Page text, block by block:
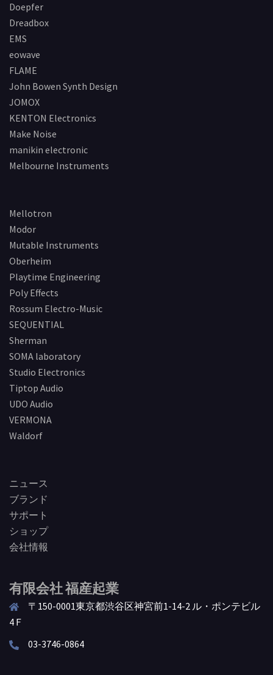
Doepfer
Dreadbox
EMS
eowave
FLAME
John Bowen Synth Design
JOMOX
KENTON Electronics
Make Noise
manikin electronic
Melbourne Instruments
Mellotron
Modor
Mutable Instruments
Oberheim
Playtime Engineering
Poly Effects
Rossum Electro-Music
SEQUENTIAL
Sherman
SOMA laboratory
Studio Electronics
Tiptop Audio
UDO Audio
VERMONA
Waldorf
ニュース
ブランド
サポート
ショップ
会社情報
有限会社 福産起業
〒150-0001東京都渋谷区神宮前1-14-2 ル・ポンテビル
4Ｆ
03-3746-0864